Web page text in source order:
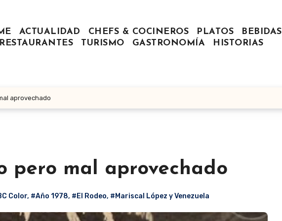
ACTUALIDAD CHEFS & COCINEROS PLATOS
BEBIDAS
RESTAURANTES
TURISMO GASTRONOMÍA HISTORIAS
aprovechado
mal aprovechado
Color, #Año 1978, #El Rodeo, #Mariscal López y Venezuela